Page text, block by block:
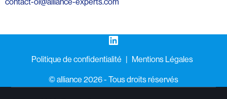
LinkedIn
Politique de confidentialité
Mentions Légales
©️ alliance 2026 - Tous droits réservés